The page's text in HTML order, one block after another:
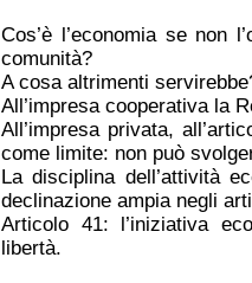
Cos’è l’economia se non
comunità?
A cosa altrimenti
All’impresa cooperativa la
All’impresa privata,
come limite: non può
La disciplina dell’attività
declinazione ampia negli
Articolo 41: l’iniziativa
libertà.